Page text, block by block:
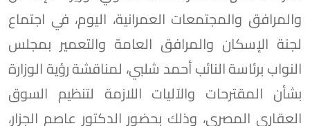
والمرافق والمجتمعات العمرانية، اليوم، في اجتماع
لجنة الإسكان والمرافق العامة والتعمير بمجلس
النواب برئاسة النائب أحمد شلبي، لمناقشة رؤية الوزارة
بشأن المقترحات والآليات اللازمة لتنظيم السوق
العقاري المصري، وذلك بحضور الدكتور عاصم الجزار،